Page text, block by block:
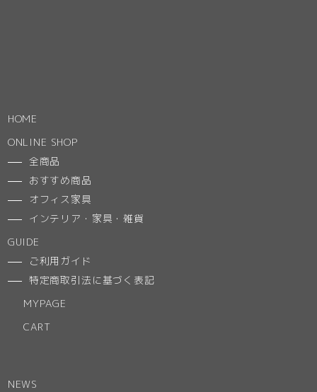
HOME
ONLINE SHOP
全商品
おすすめ商品
オフィス家具
インテリア・家具・雑貨
GUIDE
ご利用ガイド
特定商取引法に基づく表記
MYPAGE
CART
NEWS